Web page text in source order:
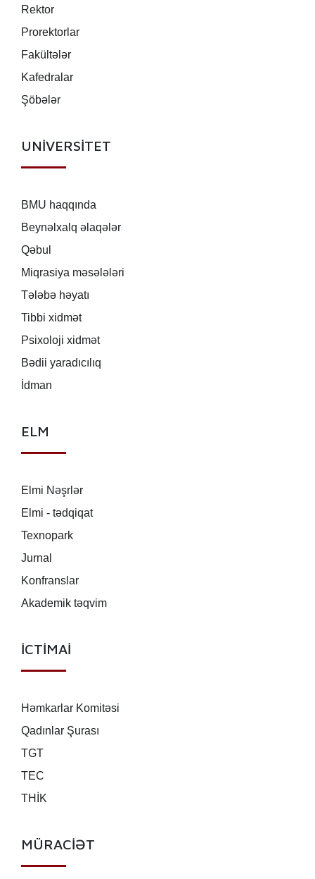
Rektor
Prorektorlar
Fakültələr
Kafedralar
Şöbələr
UNİVERSİTET
BMU haqqında
Beynəlxalq əlaqələr
Qəbul
Miqrasiya məsələləri
Tələbə həyatı
Tibbi xidmət
Psixoloji xidmət
Bədii yaradıcılıq
İdman
ELM
Elmi Nəşrlər
Elmi - tədqiqat
Texnopark
Jurnal
Konfranslar
Akademik təqvim
İCTİMAİ
Həmkarlar Komitəsi
Qadınlar Şurası
TGT
TEC
THİK
MÜRACİƏT